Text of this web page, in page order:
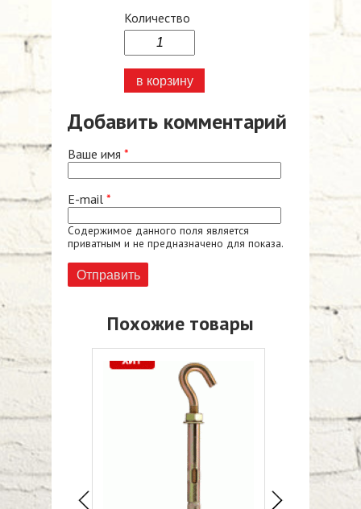
Количество
Добавить комментарий
Ваше имя *
E-mail *
Содержимое данного поля является
приватным и не предназначено для показа.
Похожие товары